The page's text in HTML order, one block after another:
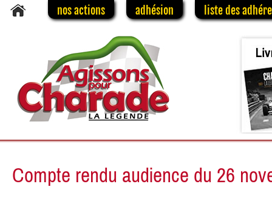
nos actions adhésion liste des
Compte rendu audience du 26